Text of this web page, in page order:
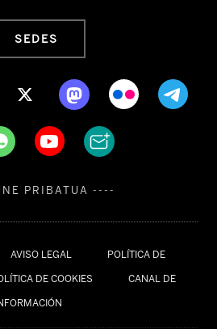
AVISO LEGAL POLÍTICA DE
DE COOKIES CANAL DE
SEDES
PRIBATUA ----